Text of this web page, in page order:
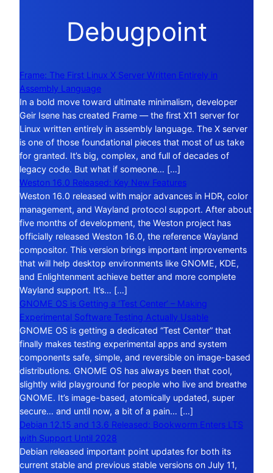
Debugpoint
Frame: The First Linux X Server Written Entirely in
Assembly Language
In a bold move toward ultimate minimalism, developer
Geir Isene has created Frame — the first X11 server for
Linux written entirely in assembly language. The X server
is one of those foundational pieces that most of us take
for granted. It’s big, complex, and full of decades of
legacy code. But what if someone… […]
Weston 16.0 Released: Key New Features
Weston 16.0 released with major advances in HDR, color
management, and Wayland protocol support. After about
five months of development, the Weston project has
officially released Weston 16.0, the reference Wayland
compositor. This version brings important improvements
that will help desktop environments like GNOME, KDE,
and Enlightenment achieve better and more complete
Wayland support. It’s… […]
GNOME OS is Getting a ‘Test Center’ – Making
Experimental Software Testing Actually Usable
GNOME OS is getting a dedicated “Test Center” that
finally makes testing experimental apps and system
components safe, simple, and reversible on image-based
distributions. GNOME OS has always been that cool,
slightly wild playground for people who live and breathe
GNOME. It’s image-based, atomically updated, super
secure… and until now, a bit of a pain… […]
Debian 12.15 and 13.6 Released: Bookworm Enters LTS
with Support Until 2028
Debian released important point updates for both its
current stable and previous stable versions on July 11,